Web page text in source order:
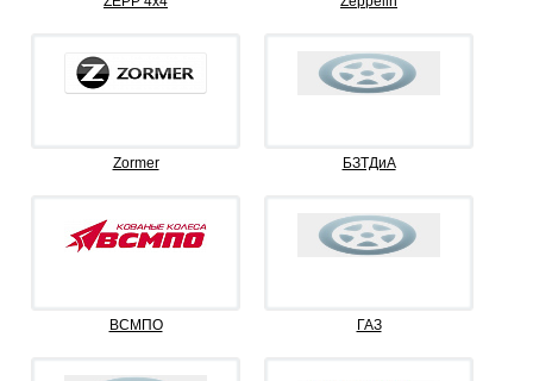
Zormer БЗТДиА
ВСМПО ГАЗ